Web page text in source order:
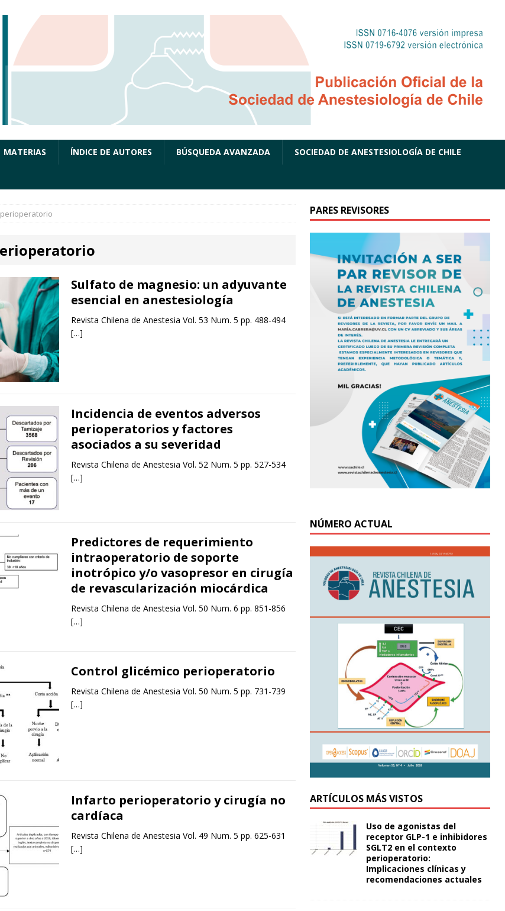
MATERIAS ÍNDICE DE AUTORES BÚSQUEDA AVANZADA SOCIEDAD DE ANESTESIOLOGÍA DE CHILE
Sulfato de magnesio: un adyuvante
esencial en anestesiología
Revista Chilena de Anestesia Vol. 53 Num. 5 pp. 488-494
[…]
Incidencia de eventos adversos
perioperatorios y factores
asociados a su severidad
Revista Chilena de Anestesia Vol. 52 Num. 5 pp. 527-534
[…]
Predictores de requerimiento
intraoperatorio de soporte
inotrópico y/o vasopresor en cirugía
de revascularización miocárdica
Revista Chilena de Anestesia Vol. 50 Num. 6 pp. 851-856
[…]
Control glicémico perioperatorio
Revista Chilena de Anestesia Vol. 50 Num. 5 pp. 731-739
[…]
Infarto perioperatorio y cirugía no
cardíaca
Revista Chilena de Anestesia Vol. 49 Num. 5 pp. 625-631
[…]
PARES REVISORES
NÚMERO ACTUAL
ARTÍCULOS MÁS VISTOS
Uso de agonistas del
receptor GLP-1 e inhibidores
SGLT2 en el contexto
perioperatorio:
Implicaciones clínicas y
recomendaciones actuales